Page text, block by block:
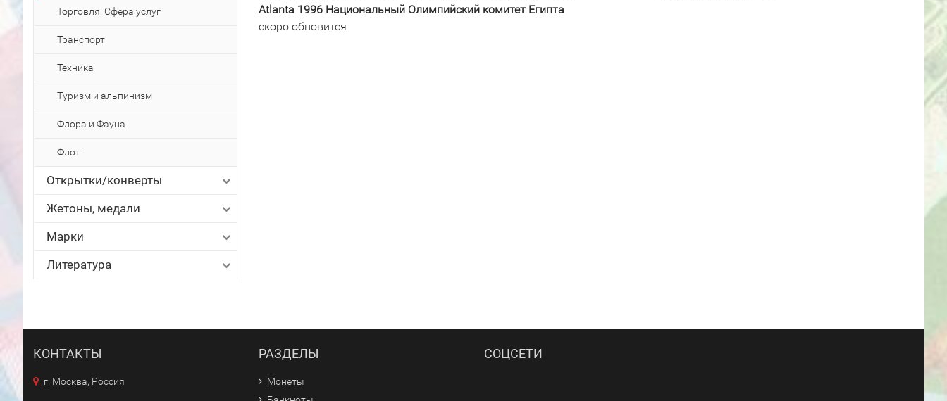
Торговля. Сфера услуг
Транспорт
Техника
Туризм и альпинизм
Флора и Фауна
Флот
Открытки/конверты
Жетоны, медали
Марки
Литература
Atlanta 1996 Национальный Олимпийский комитет Египта
скоро обновится
КОНТАКТЫ
г. Москва, Россия
РАЗДЕЛЫ
Монеты
СОЦСЕТИ